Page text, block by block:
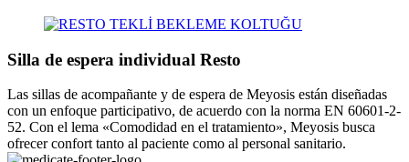
Silla de espera individual Resto
Las sillas de acompañante y de espera de Meyosis están diseñadas
con un enfoque participativo, de acuerdo con la norma EN 60601-2-
52. Con el lema «Comodidad en el tratamiento», Meyosis busca
ofrecer confort tanto al paciente como al personal sanitario.